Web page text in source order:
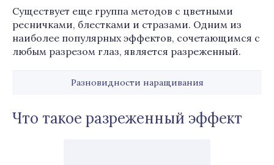
Существует еще группа методов с цветными
ресничками, блестками и стразами. Одним из
наиболее популярных эффектов, сочетающимся с
любым разрезом глаз, является разреженный.
Разновидности наращивания
Что такое разреженный эффект